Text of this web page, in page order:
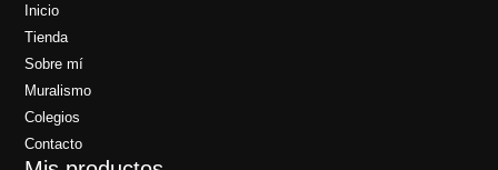
Inicio
Tienda
Sobre mí
Muralismo
Colegios
Contacto